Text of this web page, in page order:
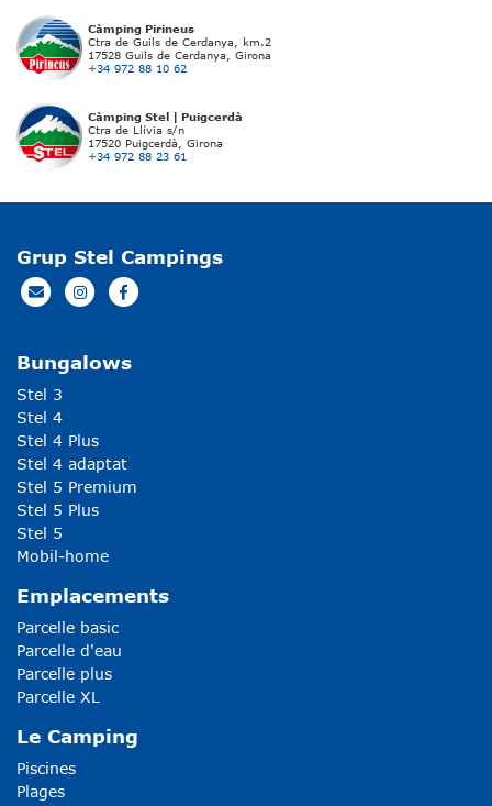
Càmping Pirineus
Ctra de Guils de Cerdanya, km.2
17528 Guils de Cerdanya, Girona
+34 972 88 10 62
Càmping Stel | Puigcerdà
Ctra de Llívia s/n
17520 Puigcerdà, Girona
+34 972 88 23 61
Grup Stel Campings
Bungalows
Stel 3
Stel 4
Stel 4 Plus
Stel 4 adaptat
Stel 5 Premium
Stel 5 Plus
Stel 5
Mobil-home
Emplacements
Parcelle basic
Parcelle d'eau
Parcelle plus
Parcelle XL
Le Camping
Piscines
Plages